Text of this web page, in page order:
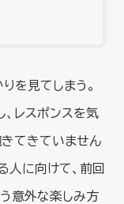
を見てしまう。
レスポンスを気
きてきていません
に向けて、前回
意外な楽しみ方